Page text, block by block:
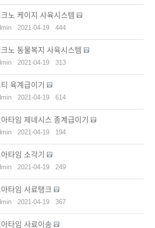
크노 케이지 사육시스템
2021-04-19 444
크노 동물복지 사육시스템
2021-04-19 313
티 육계급이기
2021-04-19 614
아타임 제네시스 종계급이기
2021-04-19 194
아타임 소각기
2021-04-19 249
아타임 사료탱크
2021-04-19 367
아타임 사료이송